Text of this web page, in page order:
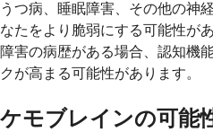
うつ病、睡眠障害、その他の神
なたをより脆弱にする可能性が
障害の病歴がある場合、認知機
クが高まる可能性があります。
ケモブレインの可能